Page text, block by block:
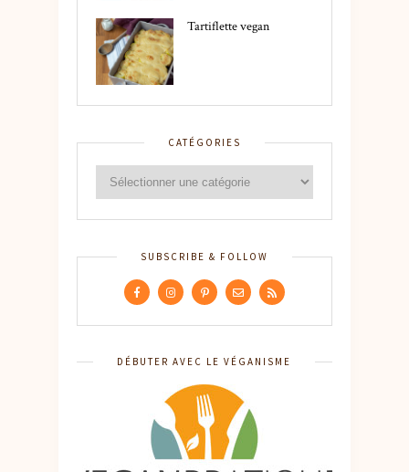
Tartiflette vegan
CATÉGORIES
SUBSCRIBE & FOLLOW
DÉBUTER AVEC LE VÉGANISME